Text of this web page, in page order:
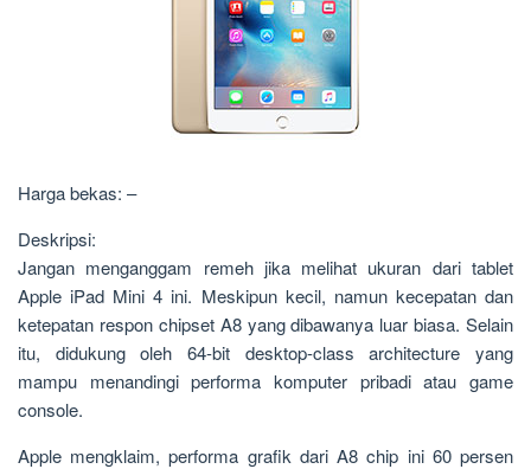
Harga bekas: –
Deskripsi:
Jangan menganggam remeh jika melihat ukuran dari tablet
Apple iPad Mini 4 ini. Meskipun kecil, namun kecepatan dan
ketepatan respon chipset A8 yang dibawanya luar biasa. Selain
itu, didukung oleh 64-bit desktop-class architecture yang
mampu menandingi performa komputer pribadi atau game
console.
Apple mengklaim, performa grafik dari A8 chip ini 60 persen